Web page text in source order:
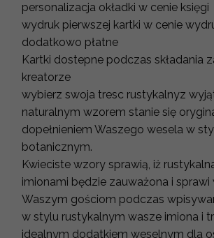
personalizacja okładki w cenie księgi
wydruk pierwszej kartki w cenie
dodatkowo płatne
Kartki dostepne podczas składania
kreatorze
wybierz swoja tresc rustykalnyz
naturalnym wzorem stanie się
dopełnieniem Waszego wesela w
botanicznym.
Kwieciste wzory sprawią, iż
imionami będzie zauważona i sprawi
Waszym gościom podczas
w stylu rustykalnym wasze imiona i
idealnym dodatkiem weselnym dla